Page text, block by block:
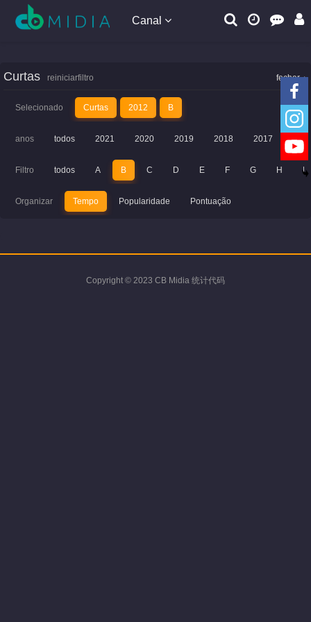
Canal
fechar
Curtas reiniciarfiltro
Selecionado Curtas 2012 B
anos todos 2021 2020 2019 2018 2017
Filtro todos A B C D E F G H I
Organizar Tempo Popularidade Pontuação
Copyright © 2023 CB Midia 统计代码